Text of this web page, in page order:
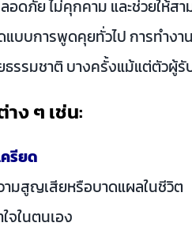
ดภัย ไม่คุกคาม และช่วยให้ส
บการพูดคุยทั่วไป การทำงา
ธรรมชาติ บางครั้งแม้แต่ตัวผู้
ง ๆ เช่น:
รียด
มสูญเสียหรือบาดแผลในชีวิต
จในตนเอง